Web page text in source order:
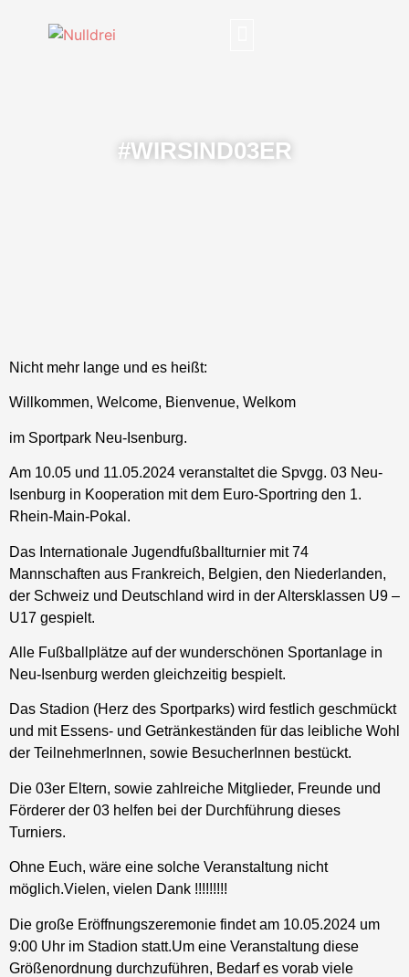
#WIRSIND03ER
Nicht mehr lange und es heißt:
Willkommen, Welcome, Bienvenue, Welkom
im Sportpark Neu-Isenburg.
Am 10.05 und 11.05.2024 veranstaltet die Spvgg. 03 Neu-
Isenburg in Kooperation mit dem Euro-Sportring den 1.
Rhein-Main-Pokal.
Das Internationale Jugendfußballturnier mit 74
Mannschaften aus Frankreich, Belgien, den Niederlanden,
der Schweiz und Deutschland wird in der Altersklassen U9 –
U17 gespielt.
Alle Fußballplätze auf der wunderschönen Sportanlage in
Neu-Isenburg werden gleichzeitig bespielt.
Das Stadion (Herz des Sportparks) wird festlich geschmückt
und mit Essens- und Getränkeständen für das leibliche Wohl
der TeilnehmerInnen, sowie BesucherInnen bestückt.
Die 03er Eltern, sowie zahlreiche Mitglieder, Freunde und
Förderer der 03 helfen bei der Durchführung dieses
Turniers.
Ohne Euch, wäre eine solche Veranstaltung nicht
möglich.Vielen, vielen Dank !!!!!!!!!
Die große Eröffnungszeremonie findet am 10.05.2024 um
9:00 Uhr im Stadion statt.Um eine Veranstaltung diese
Größenordnung durchzuführen, Bedarf es vorab viele